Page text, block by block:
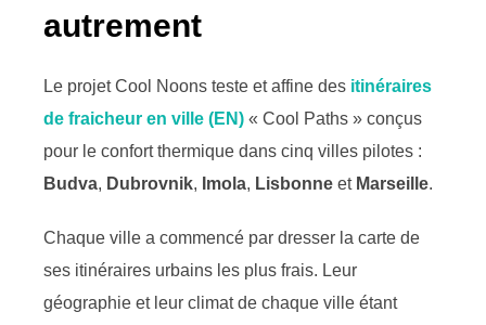
autrement
Le projet Cool Noons teste et affine des itinéraires
de fraicheur en ville (EN) « Cool Paths » conçus
pour le confort thermique dans cinq villes pilotes :
Budva, Dubrovnik, Imola, Lisbonne et Marseille.
Chaque ville a commencé par dresser la carte de
ses itinéraires urbains les plus frais. Leur
géographie et leur climat de chaque ville étant